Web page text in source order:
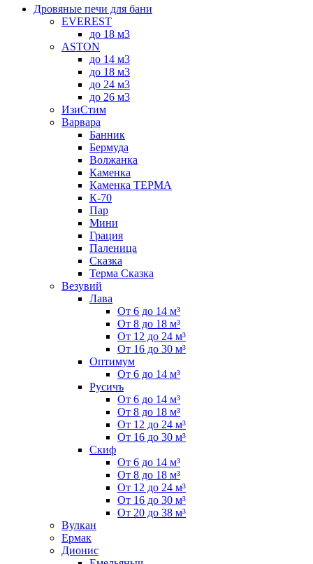
Дровяные печи для бани
EVEREST
до 18 м3
ASTON
до 14 м3
до 18 м3
до 24 м3
до 26 м3
ИзиСтим
Варвара
Банник
Бермуда
Волжанка
Каменка
Каменка ТЕРМА
К-70
Пар
Мини
Грация
Паленица
Сказка
Терма Сказка
Везувий
Лава
От 6 до 14 м³
От 8 до 18 м³
От 12 до 24 м³
От 16 до 30 м³
Оптимум
От 6 до 14 м³
Русичъ
От 6 до 14 м³
От 8 до 18 м³
От 12 до 24 м³
От 16 до 30 м³
Скиф
От 6 до 14 м³
От 8 до 18 м³
От 12 до 24 м³
От 16 до 30 м³
От 20 до 38 м³
Вулкан
Ермак
Дионис